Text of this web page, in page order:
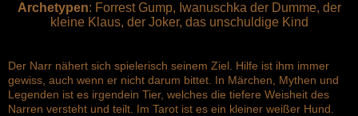
Archetypen: Forrest Gump, Iwanuschka der Dumme, der
kleine Klaus, der Joker, das unschuldige Kind
Der Narr nähert sich spielerisch seinem Ziel. Hilfe ist ihm immer
gewiss, auch wenn er nicht darum bittet. In Märchen, Mythen und
Legenden ist es irgendein Tier, welches die tiefere Weisheit des
Narren versteht und teilt. Im Tarot ist es ein kleiner weißer Hund.